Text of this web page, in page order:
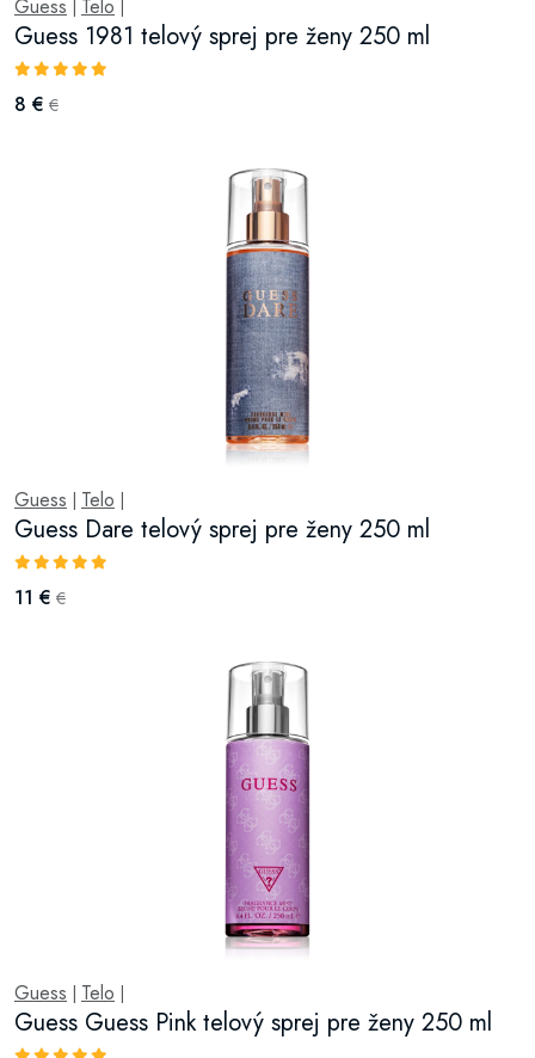
Guess Telo
Guess 1981 telový sprej pre ženy 250 ml
8 € €
Guess Telo
Guess Dare telový sprej pre ženy 250 ml
11 € €
Guess Telo
Guess Guess Pink telový sprej pre ženy 250 ml